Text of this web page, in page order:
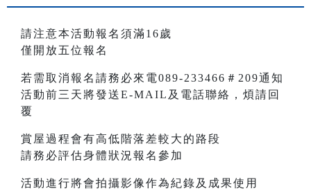
請注意本活動報名須滿16歲
僅開放五位報名
若需取消報名請務必來電089-233466＃209通知
活動前三天將發送E-MAIL及電話聯絡，煩請回
覆
賞屋過程會有高低階落差較大的路段
請務必評估身體狀況報名參加
活動進行將會拍攝影像作為紀錄及成果使用